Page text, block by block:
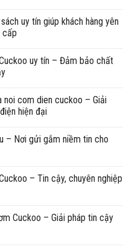
uy tín giúp khách hàng yên
cấp
uy tín – Đảm bảo chất
noi com dien cuckoo – Giải
hiện đại
– Nơi gửi gắm niềm tin cho
– Tin cậy, chuyên nghiệp
Cuckoo – Giải pháp tin cậy